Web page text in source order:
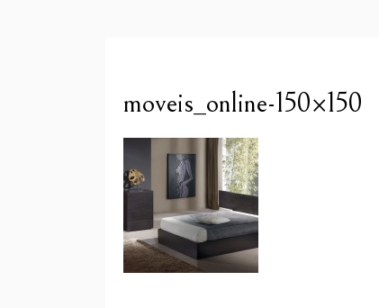
moveis_online-150×150